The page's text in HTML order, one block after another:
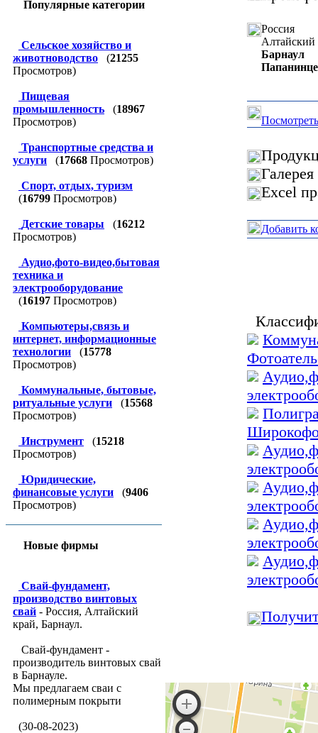
Популярные категории
Сельское хозяйство и
животноводство
(21255
Просмотров)
Пищевая
промышленность
(18967
Просмотров)
Транспортные средства и
услуги
(17668 Просмотров)
Спорт, отдых, туризм
(16799 Просмотров)
Детские товары (16212
Просмотров)
Аудио,фото-видео,бытовая
техника и
электрооборудование
(16197 Просмотров)
Компьютеры,связь и
интернет, информационные
технологии
(15778
Просмотров)
Коммунальные, бытовые,
ритуальные услуги
(15568
Просмотров)
Инструмент (15218
Просмотров)
Юридические,
финансовые услуги
(9406
Просмотров)
Новые фирмы
Свай-фундамент,
производство винтовых
свай - Россия, Алтайский
край, Барнаул.
Свай-фундамент -
производитель винтовых свай
в Барнауле.
Мы предлагаем сваи с
полимерным покрыти
(30-08-2023)
Россия
Алтайский
Барнаул
Excel
Добавить